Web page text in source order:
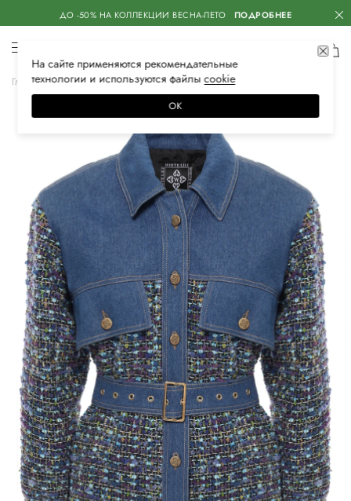
ДО -50% НА КОЛЛЕКЦИИ ВЕСНА-ЛЕТО ПОДРОБНЕЕ
Главная Женская Одежда Блузы и рубашки
На сайте применяются рекомендательные
технологии и используются файлысооkiе
ОК